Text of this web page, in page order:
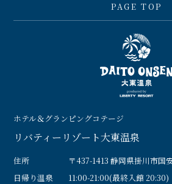
PAGE TOP
ホテル＆グランピングコテージ
リバティーリゾート大東温泉
住所
〒437-1413 静岡県掛川市国
日帰り温泉
11:00-21:00(最終入館 20:30)